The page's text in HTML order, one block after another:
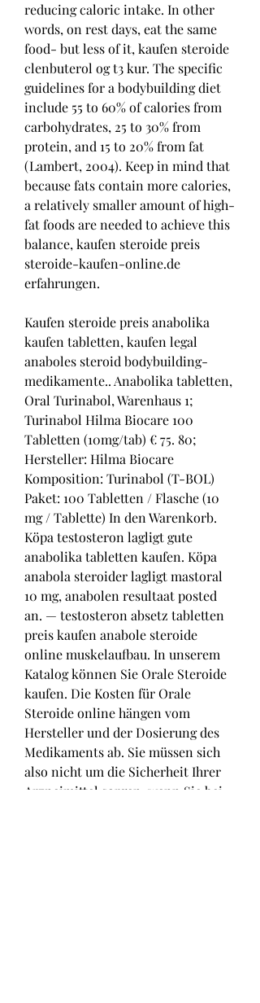
reducing caloric intake. In other
words, on rest days, eat the same
food- but less of it, kaufen steroide
clenbuterol og t3 kur. The specific
guidelines for a bodybuilding diet
include 55 to 60% of calories from
carbohydrates, 25 to 30% from
protein, and 15 to 20% from fat
(Lambert, 2004). Keep in mind that
because fats contain more calories,
a relatively smaller amount of high-
fat foods are needed to achieve this
balance, kaufen steroide preis
steroide-kaufen-online.de
erfahrungen.
Kaufen steroide preis anabolika
kaufen tabletten, kaufen legal
anaboles steroid bodybuilding-
medikamente.. Anabolika tabletten,
Oral Turinabol, Warenhaus 1;
Turinabol Hilma Biocare 100
Tabletten (10mg/tab) € 75. 80;
Hersteller: Hilma Biocare
Komposition: Turinabol (T-BOL)
Paket: 100 Tabletten / Flasche (10
mg / Tablette) In den Warenkorb.
Köpa testosteron lagligt gute
anabolika tabletten kaufen. Köpa
anabola steroider lagligt mastoral
10 mg, anabolen resultaat posted
an. — testosteron absetz tabletten
preis kaufen anabole steroide
online muskelaufbau. In unserem
Katalog können Sie Orale Steroide
kaufen. Die Kosten für Orale
Steroide online hängen vom
Hersteller und der Dosierung des
Medikaments ab. Sie müssen sich
also nicht um die Sicherheit Ihrer
Arzneimittel sorgen, wenn Sie bei